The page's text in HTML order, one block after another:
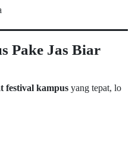
Pake Jas Biar
festival kampus yang tepat, lo